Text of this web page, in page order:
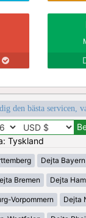
den bästa servicen,
Tyskland
Dejta Bayern
Bremen Dejta
Vorpommern Dejta